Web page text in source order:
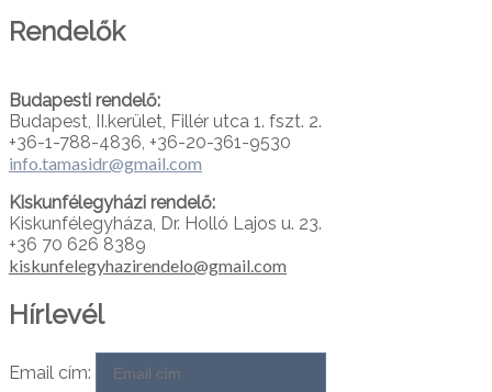
Rendelők
Budapesti rendelő:
Budapest, II.kerület, Fillér utca 1. fszt. 2.
+36-1-788-4836, +36-20-361-9530
info.tamasidr@gmail.com
Kiskunfélegyházi rendelő:
Kiskunfélegyháza, Dr. Holló Lajos u. 23.
+36 70 626 8389
kiskunfelegyhazirendelo@gmail.com
Hírlevél
Email cím: